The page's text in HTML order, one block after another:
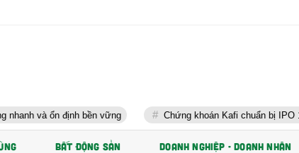
định bền vững Chứng khoán Kafi chuẩn bị IPO 125 triệu cổ
BẤT ĐỘNG SẢN DOANH NGHIỆP - DOANH NHÂN